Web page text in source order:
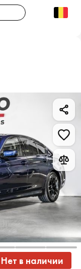
Нет в наличии